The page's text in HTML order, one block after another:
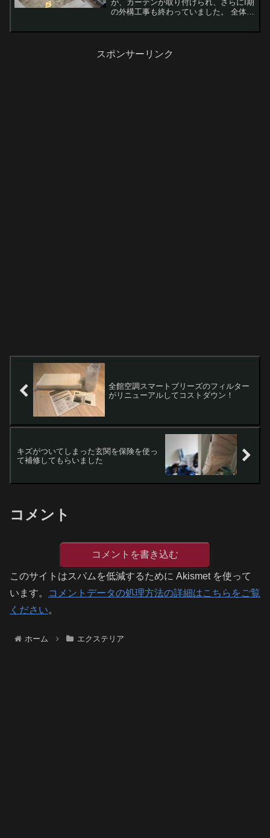
が、カーテンが取り付けられ、さらにI期
の外構工事も終わっていました。 全体的
いそうですが、下の写真の箇所、北側の
ーム）...
スポンサーリンク
全館空調スマートブリーズのフィルター
がリニューアルしてコストダウン！
キズがついてしまった玄関を保険を使っ
て補修してもらいました
コメント
コメントを書き込む
このサイトはスパムを低減するために Akismet を使って
います。
コメントデータの処理方法の詳細はこちらをご覧
ください。
ホーム エクステリア